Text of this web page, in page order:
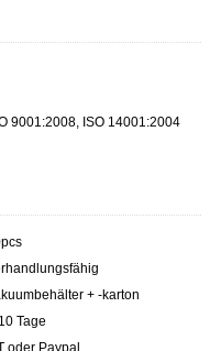
9001:2008, ISO 14001:2004
+ -karton
Tage
oder Paypal